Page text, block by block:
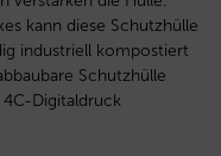
kann diese Schutzhülle
industriell kompostiert
Schutzhülle
Digitaldruck